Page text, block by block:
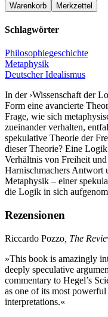
Schlagwörter
Philosophiegeschichte
Metaphysik
Deutscher Idealismus
In der ›Wissenschaft der
Form eine avancierte
Frage, wie sich
zueinander verhalten,
spekulative Theorie der
dieser Theorie? Eine
Verhältnis von Freiheit
Harnischmachers
Metaphysik – einer
die Logik in sich
Rezensionen
Riccardo Pozzo , The
»This book is amazingly
deeply speculative
commentary to Hegel’s
as one of its most
interpretations.«